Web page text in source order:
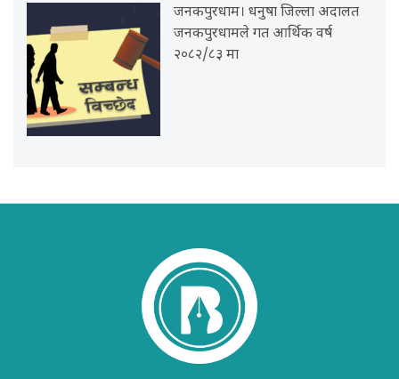
जनकपुरधाम। धनुषा जिल्ला अदालत
जनकपुरधामले गत आर्थिक वर्ष
२०८२/८३ मा